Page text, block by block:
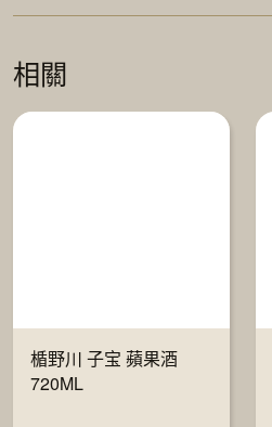
相關
楯野川 子宝 蘋果酒
720ML